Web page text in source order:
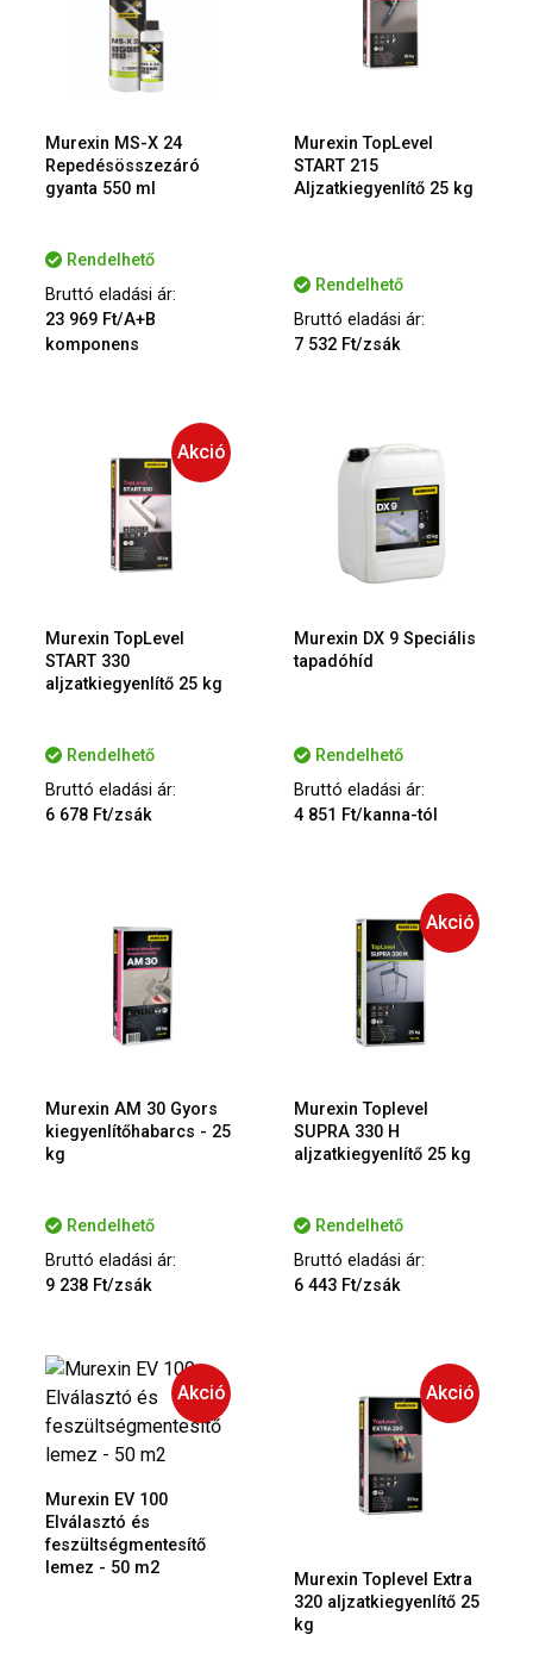
Murexin MS-X 24
Repedésösszezáró
gyanta 550 ml
Rendelhető
Bruttó eladási ár:
23 969 Ft/A+B
komponens
Murexin TopLevel
START 215
Aljzatkiegyenlítő 25 kg
Rendelhető
Bruttó eladási ár:
7 532 Ft/zsák
Akció
Murexin TopLevel
START 330
aljzatkiegyenlítő 25 kg
Rendelhető
Bruttó eladási ár:
6 678 Ft/zsák
Murexin DX 9 Speciális
tapadóhíd
Rendelhető
Bruttó eladási ár:
4 851 Ft/kanna-tól
Murexin AM 30 Gyors
kiegyenlítőhabarcs - 25
kg
Rendelhető
Bruttó eladási ár:
9 238 Ft/zsák
Akció
Murexin Toplevel
SUPRA 330 H
aljzatkiegyenlítő 25 kg
Rendelhető
Bruttó eladási ár:
6 443 Ft/zsák
Akció
Murexin EV 100
Elválasztó és
feszültségmentesítő
lemez - 50 m2
Akció
Murexin Toplevel Extra
320 aljzatkiegyenlítő 25
kg